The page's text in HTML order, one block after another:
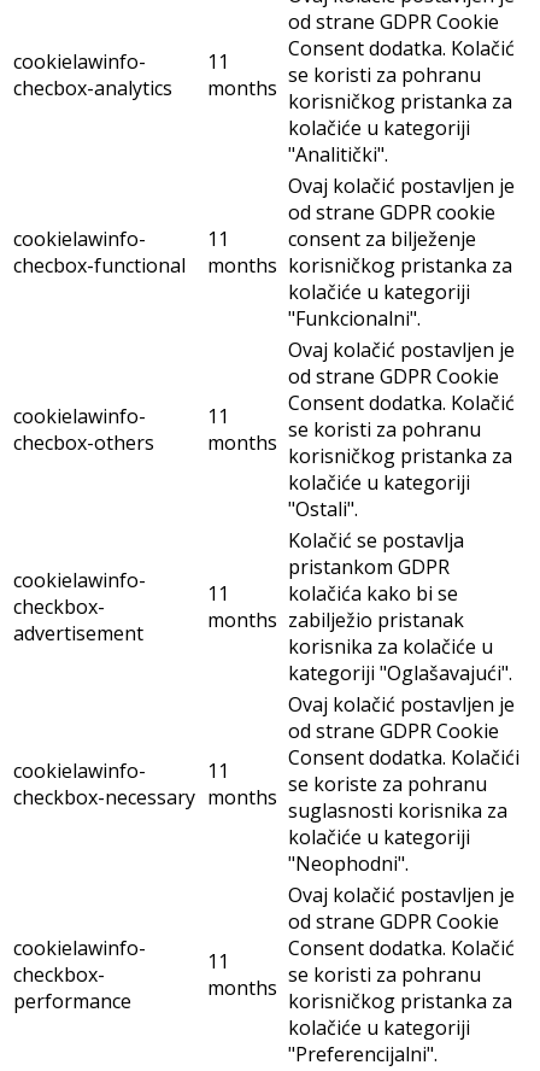
cookielawinfo-
checbox-analytics
11
months
od strane GDPR Cookie
Consent dodatka. Kolačić
se koristi za pohranu
korisničkog pristanka za
kolačiće u kategoriji
"Analitički".
cookielawinfo-
checbox-functional
11
months
Ovaj kolačić postavljen je
od strane GDPR cookie
consent za bilježenje
korisničkog pristanka za
kolačiće u kategoriji
"Funkcionalni".
cookielawinfo-
checbox-others
11
months
Ovaj kolačić postavljen je
od strane GDPR Cookie
Consent dodatka. Kolačić
se koristi za pohranu
korisničkog pristanka za
kolačiće u kategoriji
"Ostali".
cookielawinfo-
checkbox-
advertisement
11
months
Kolačić se postavlja
pristankom GDPR
kolačića kako bi se
zabilježio pristanak
korisnika za kolačiće u
kategoriji "Oglašavajući".
cookielawinfo-
checkbox-necessary
11
months
Ovaj kolačić postavljen je
od strane GDPR Cookie
Consent dodatka. Kolačići
se koriste za pohranu
suglasnosti korisnika za
kolačiće u kategoriji
"Neophodni".
cookielawinfo-
checkbox-
performance
11
months
Ovaj kolačić postavljen je
od strane GDPR Cookie
Consent dodatka. Kolačić
se koristi za pohranu
korisničkog pristanka za
kolačiće u kategoriji
"Preferencijalni".